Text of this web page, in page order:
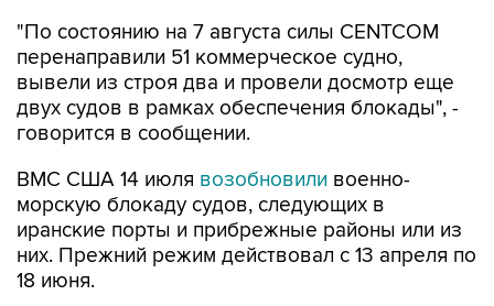
"По состоянию на 7 августа силы CENTCOM
перенаправили 51 коммерческое судно,
вывели из строя два и провели досмотр еще
двух судов в рамках обеспечения блокады", -
говорится в сообщении.
ВМС США 14 июля возобновили военно-
морскую блокаду судов, следующих в
иранские порты и прибрежные районы или из
них. Прежний режим действовал с 13 апреля по
18 июня.